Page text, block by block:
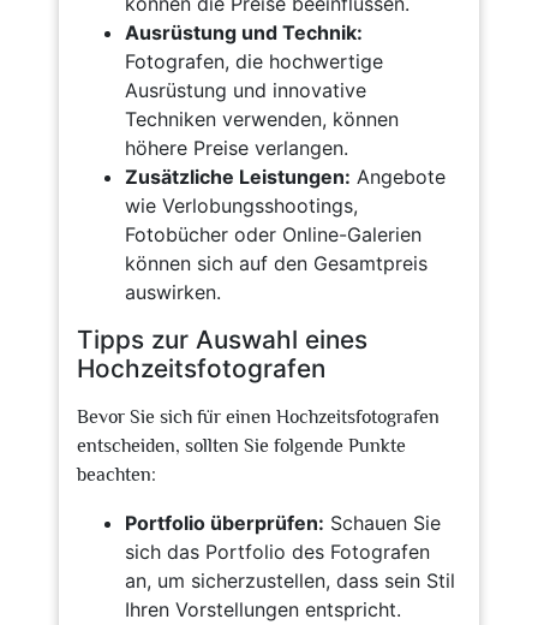
Ausrüstung und Technik:
Fotografen, die hochwertige
Ausrüstung und innovative
Techniken verwenden, können
höhere Preise verlangen.
Zusätzliche Leistungen: Angebote
wie Verlobungsshootings,
Fotobücher oder Online-Galerien
können sich auf den Gesamtpreis
auswirken.
Tipps zur Auswahl eines
Hochzeitsfotografen
Bevor Sie sich für einen Hochzeitsfotografen
entscheiden, sollten Sie folgende Punkte
beachten:
Portfolio überprüfen: Schauen Sie
sich das Portfolio des Fotografen
an, um sicherzustellen, dass sein Stil
Ihren Vorstellungen entspricht.